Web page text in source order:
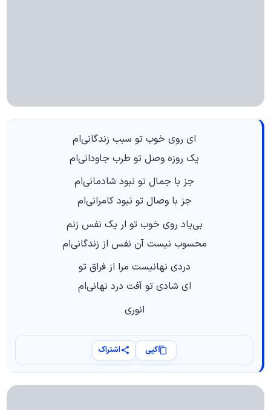
ای روی خوب تو سبب زندگانی‌ام
یک روزه وصل تو طرب جاودانی‌ام
جز با جمال تو نبود شادمانی‌ام
جز با وصال تو نبود کامرانی‌ام
بی‌یاد روی خوب تو ار یک نفس زنم
محسوب نیست آن نفس از زندگانی‌ام
دردی نهانیست مرا از فراق تو
ای شادی تو آفت درد نهانی‌ام
انوری
کپی اشتراک